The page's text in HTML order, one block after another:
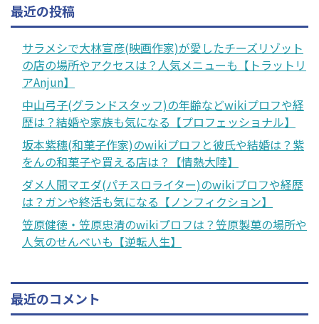
最近の投稿
サラメシで大林宣彦(映画作家)が愛したチーズリゾット
の店の場所やアクセスは？人気メニューも【トラットリ
アAnjun】
中山弓子(グランドスタッフ)の年齢などwikiプロフや経
歴は？結婚や家族も気になる【プロフェッショナル】
坂本紫穗(和菓子作家)のwikiプロフと彼氏や結婚は？紫
をんの和菓子や買える店は？【情熱大陸】
ダメ人間マエダ(パチスロライター)のwikiプロフや経歴
は？ガンや終活も気になる【ノンフィクション】
笠原健徳・笠原忠清のwikiプロフは？笠原製菓の場所や
人気のせんべいも【逆転人生】
最近のコメント